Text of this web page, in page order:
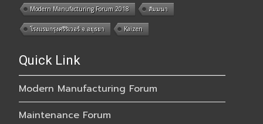
Modern Manufacturing Forum 2018 สัมมนา
โรงแรมกรุงศรีริเวอร์ จ.อยุธยา Kaizen
Quick Link
Modern Manufacturing Forum
Maintenance Forum